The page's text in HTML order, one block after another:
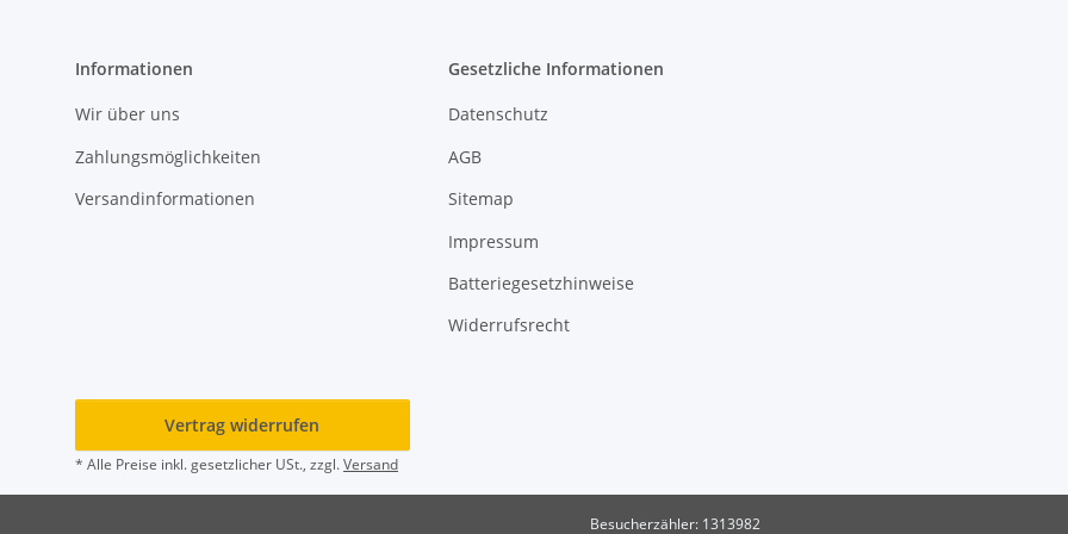
Informationen
Wir über uns
Zahlungsmöglichkeiten
Versandinformationen
Gesetzliche Informationen
Datenschutz
AGB
Sitemap
Impressum
Batteriegesetzhinweise
Widerrufsrecht
Vertrag widerrufen
* Alle Preise inkl. gesetzlicher USt., zzgl.Versand
Besucherzähler: 1313982